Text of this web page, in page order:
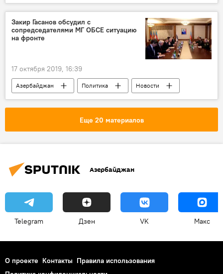
МУЛЬТИМЕДИА
АНАЛИТИКА
Новости
Азербайджан Экономика
Закир Гасанов обсудил с
сопредседателями МГ ОБСЕ ситуацию
на фронте
17 октября 2019, 16:39
Азербайджан Политика
Новости
Закир Гасанов
МГ ОБСЕ
Еще 20 материалов
Азербайджан
Telegram Дзен VK Макс
О проекте Контакты Правила использования